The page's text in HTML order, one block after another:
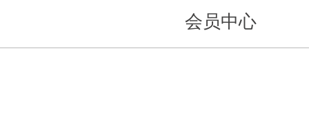
会员中心